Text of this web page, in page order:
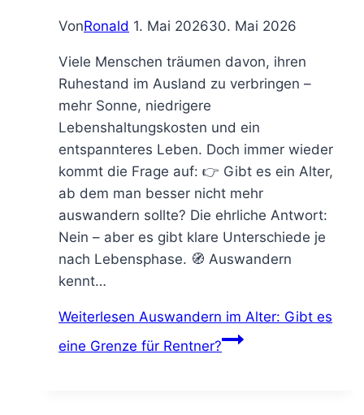
VonRonald 1. Mai 202630. Mai 2026
Viele Menschen träumen davon, ihren
Ruhestand im Ausland zu verbringen –
mehr Sonne, niedrigere
Lebenshaltungskosten und ein
entspannteres Leben. Doch immer wieder
kommt die Frage auf: 👉 Gibt es ein Alter,
ab dem man besser nicht mehr
auswandern sollte? Die ehrliche Antwort:
Nein – aber es gibt klare Unterschiede je
nach Lebensphase. 🧭 Auswandern
kennt…
Weiterlesen Auswandern im Alter: Gibt es
eine Grenze für Rentner?